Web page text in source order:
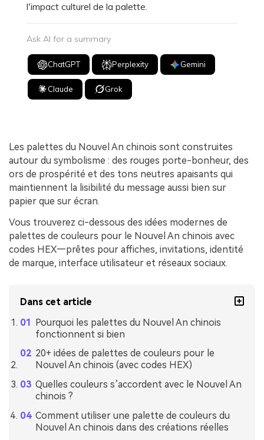
l'impact culturel de la palette.
Ask AI for a summary
ChatGPT Perplexity Gemini
Claude Grok
Les palettes du Nouvel An chinois sont construites
autour du symbolisme : des rouges porte-bonheur, des
ors de prospérité et des tons neutres apaisants qui
maintiennent la lisibilité du message aussi bien sur
papier que sur écran.
Vous trouverez ci-dessous des idées modernes de
palettes de couleurs pour le Nouvel An chinois avec
codes HEX—prêtes pour affiches, invitations, identité
de marque, interface utilisateur et réseaux sociaux.
Dans cet article
Pourquoi les palettes du Nouvel An chinois
fonctionnent si bien
20+ idées de palettes de couleurs pour le
Nouvel An chinois (avec codes HEX)
Quelles couleurs s’accordent avec le Nouvel An
chinois ?
Comment utiliser une palette de couleurs du
Nouvel An chinois dans des créations réelles